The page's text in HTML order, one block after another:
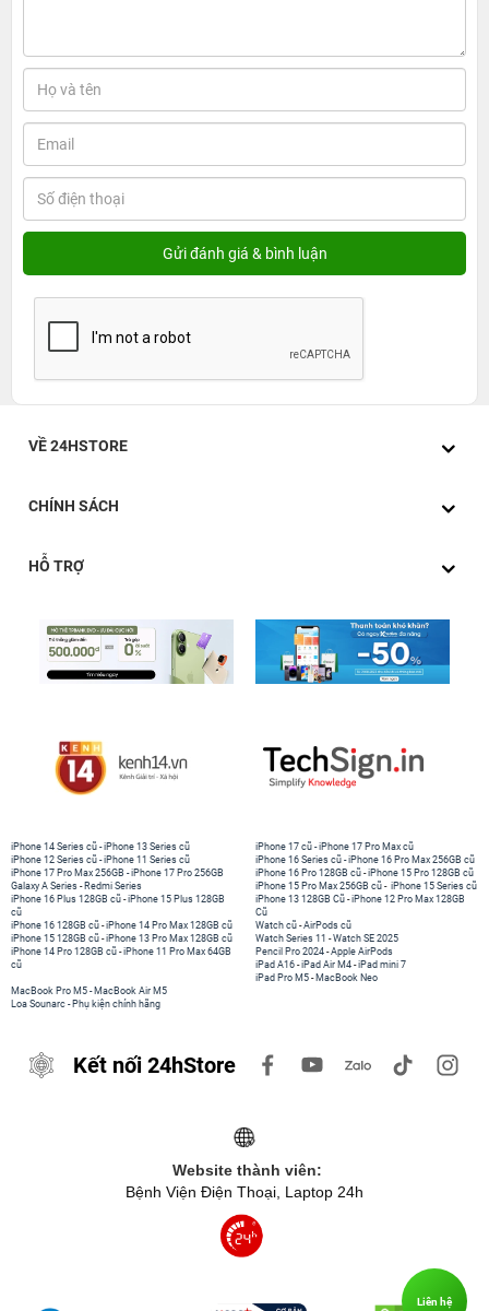
VỀ 24HSTORE
CHÍNH SÁCH
HỖ TRỢ
iPhone 14 Series cũ -iPhone 13 Series cũ
iPhone 12 Series cũ -iPhone 11 Series cũ
iPhone 17 Pro Max 256GB -iPhone 17 Pro 256GB
Galaxy A Series - Redmi Series
iPhone 17 cũ -iPhone 17 Pro Max cũ
iPhone 16 Series cũ - iPhone 16 Pro Max 256GB cũ
iPhone 16 Pro 128GB cũ -iPhone 15 Pro 128GB cũ
iPhone 15 Pro Max 256GB cũ - iPhone 15 Series cũ
iPhone 16 Plus 128GB cũ -iPhone 15 Plus 128GB
cũ
iPhone 16 128GB cũ -iPhone 14 Pro Max 128GB cũ
iPhone 15 128GB cũ -iPhone 13 Pro Max 128GB cũ
iPhone 14 Pro 128GB cũ -iPhone 11 Pro Max 64GB
cũ
iPhone 13 128GB Cũ -iPhone 12 Pro Max 128GB
Cũ
Watch cũ -AirPods cũ
Watch Series 11 -Watch SE 2025
Pencil Pro 2024 -Apple AirPods
iPad A16 -iPad Air M4 -iPad mini 7
iPad Pro M5 - MacBook Neo
MacBook Pro M5 - MacBook Air M5
Loa Sounarc - Phụ kiện chính hãng
Kết nối 24hStore
Website thành viên:
Bệnh Viện Điện Thoại, Laptop 24h
Liên hệ